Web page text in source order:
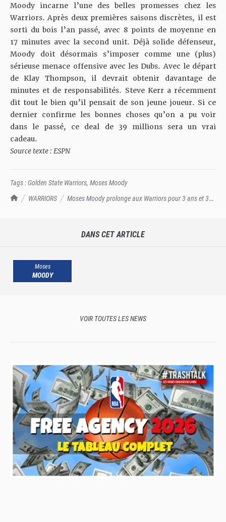
TrashTalk Actu NBA
WARRIORS
Moses Moody prolonge aux Warriors pour 3 ans et 39
Moody incarne l’une des belles promesses chez les
Warriors. Après deux premières saisons discrètes, il est
sorti du bois l’an passé, avec 8 points de moyenne en
17 minutes avec la second unit. Déjà solide défenseur,
Moody doit désormais s’imposer comme une (plus)
sérieuse menace offensive avec les Dubs. Avec le départ
de Klay Thompson, il devrait obtenir davantage de
minutes et de responsabilités. Steve Kerr a récemment
dit tout le bien qu’il pensait de son jeune joueur. Si ce
dernier confirme les bonnes choses qu’on a pu voir
dans le passé, ce deal de 39 millions sera un vrai
cadeau.
Source texte : ESPN
Tags :Golden State Warriors, Moses Moody
DANS CET ARTICLE
Moses
MOODY
VOIR TOUTES LES NEWS